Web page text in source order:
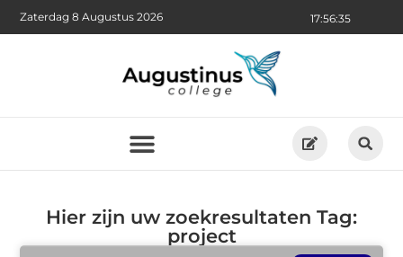
17:56:35
Zaterdag 8 Augustus 2026
Hier zijn uw zoekresultaten Tag:
project